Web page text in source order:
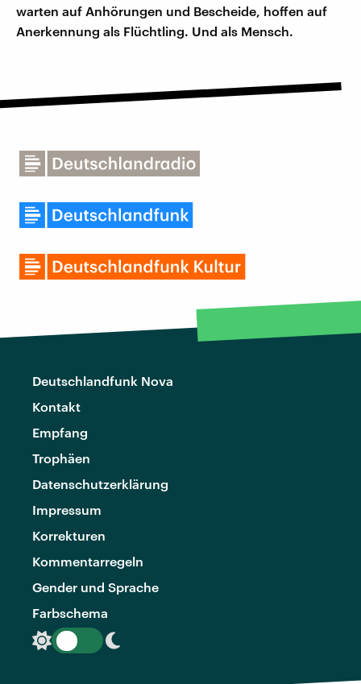
warten auf Anhörungen und Bescheide, hoffen auf
Anerkennung als Flüchtling. Und als Mensch.
Deutschlandfunk Nova
Kontakt
Empfang
Trophäen
Datenschutzerklärung
Impressum
Korrekturen
Kommentarregeln
Gender und Sprache
Farbschema